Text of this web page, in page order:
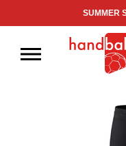
SUMMER